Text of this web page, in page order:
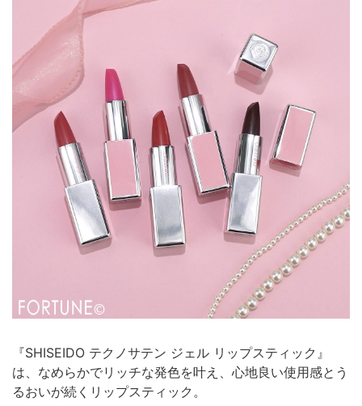
『SHISEIDO テクノサテン ジェル リップスティック』
は、なめらかでリッチな発色を叶え、心地良い使用感とう
るおいが続くリップスティック。